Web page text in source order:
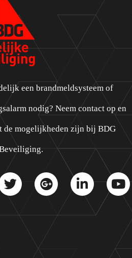
een brandmeldsysteem of
nodig? Neem contact op en
de mogelijkheden zijn bij BDG